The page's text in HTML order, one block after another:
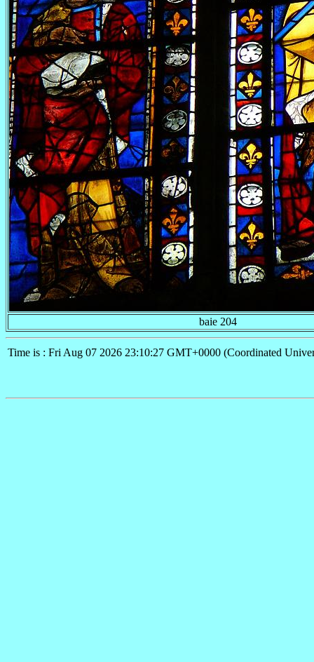
baie 204
Time is : Fri Aug 07 2026 23:10:27 GMT+0000 (Coordinated